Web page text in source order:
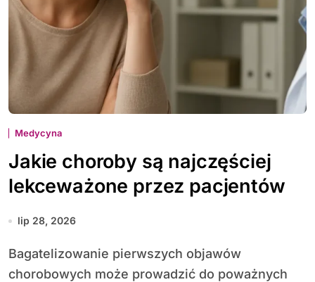
Medycyna
Jakie choroby są najczęściej
lekceważone przez pacjentów
lip 28, 2026
Bagatelizowanie pierwszych objawów
chorobowych może prowadzić do poważnych